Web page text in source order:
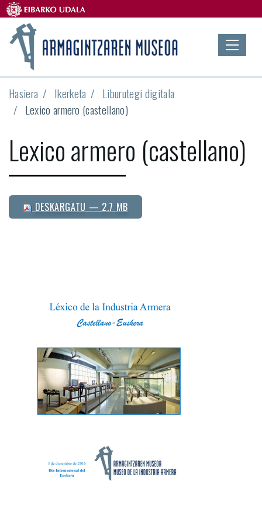
Hasiera Ikerketa
Liburutegi digitala
Lexico armero (castellano)
Lexico armero (castellano)
DESKARGATU — 2.7 MB